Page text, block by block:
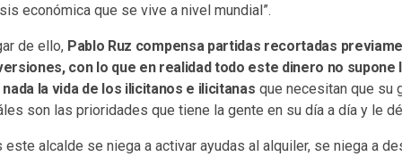
económica que se vive a nivel mundial”.
de ello, Pablo Ruz compensa partidas recortadas
con lo que en realidad todo este dinero no supone
la vida de los ilicitanos e ilicitanas que necesitan que su
son las prioridades que tiene la gente en su día a día y le
este alcalde se niega a activar ayudas al alquiler, se niega a